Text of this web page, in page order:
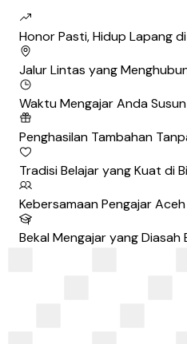
Honor Pasti, Hidup Lapang
Jalur Lintas yang
Waktu Mengajar Anda Susun
Penghasilan Tambahan
Tradisi Belajar yang Kuat di
Kebersamaan Pengajar Aceh
Bekal Mengajar yang Diasah